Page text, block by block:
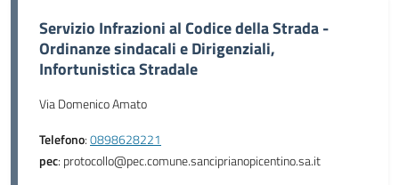
Servizio Infrazioni al Codice della Strada -
Ordinanze sindacali e Dirigenziali,
Infortunistica Stradale
Via Domenico Amato
Telefono:0898628221
pec: protocollo@pec.comune.sanciprianopicentino.sa.it